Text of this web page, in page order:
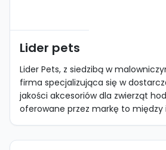
Lider pets
Lider Pets, z siedzibą w
firma specjalizująca się w
jakości akcesoriów dla zwierząt
oferowane przez markę to między